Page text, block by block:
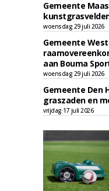
Gemeente
woensdag 29 juli 2026
Gemeente
aan Bouma
woensdag 29 juli 2026
Gemeente Den
graszaden en
vrijdag 17 juli 2026